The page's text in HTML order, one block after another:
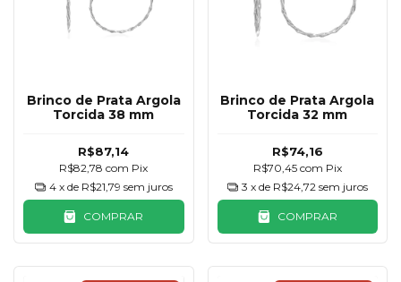
Brinco de Prata Argola
Torcida 38 mm
R$87,14
R$82,78com Pix
4 x de R$21,79 sem juros
COMPRAR
Brinco de Prata Argola
Torcida 32 mm
R$74,16
R$70,45 com Pix
3 x de R$24,72 sem juros
COMPRAR